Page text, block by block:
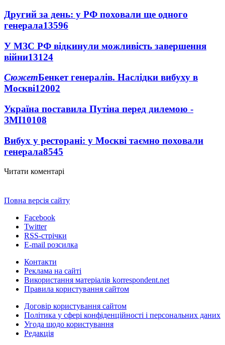
Другий за день: у РФ поховали ще одного
генерала13596
У МЗС РФ відкинули можливість завершення
війни13124
СюжетБенкет генералів. Наслідки вибуху в
Москві12002
Україна поставила Путіна перед дилемою -
ЗМІ10108
Вибух у ресторані: у Москві таємно поховали
генерала8545
Читати коментарі
Повна версія сайту
Facebook
Twitter
RSS-стрічки
E-mail розсилка
Контакти
Реклама на сайті
Використання матеріалів korrespondent.net
Правила користування сайтом
Договір користування сайтом
Політика у сфері конфіденційності і персональних даних
Угода щодо користування
Редакція